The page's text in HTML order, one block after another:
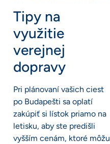
Tipy na
využitie
verejnej
dopravy
Pri plánovaní vašich ciest
po Budapešti sa oplatí
zakúpiť si lístok priamo na
letisku, aby ste predišli
vyšším cenám, ktoré môžu